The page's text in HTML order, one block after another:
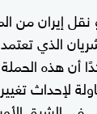
نقل إيران من
الذي
أن هذه
لإحداث